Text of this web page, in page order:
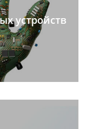
устройств